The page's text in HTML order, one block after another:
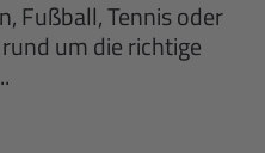
Fußball, Tennis oder
um die richtige